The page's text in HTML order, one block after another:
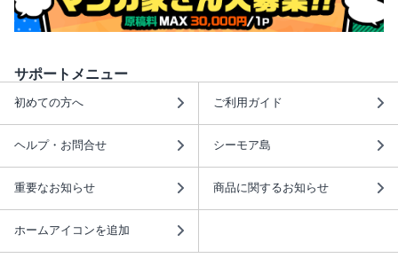
サポートメニュー
初めての方へ ご利用ガイド
ヘルプ・お問合せ シーモア島
重要なお知らせ 商品に関するお知らせ
ホームアイコンを追加